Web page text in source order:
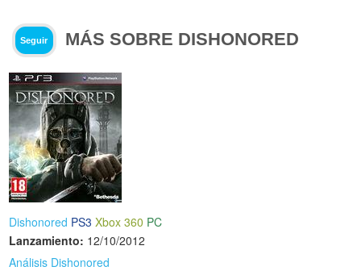
Seguir MÁS SOBRE DISHONORED
Dishonored PS3 Xbox 360 PC
Lanzamiento: 12/10/2012
Análisis Dishonored